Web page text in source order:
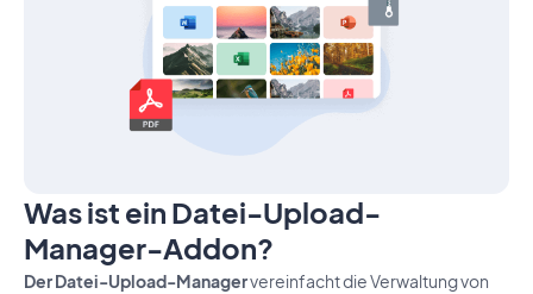
Was ist ein Datei-Upload-
Manager-Addon?
Der Datei-Upload-Managervereinfacht die Verwaltung von